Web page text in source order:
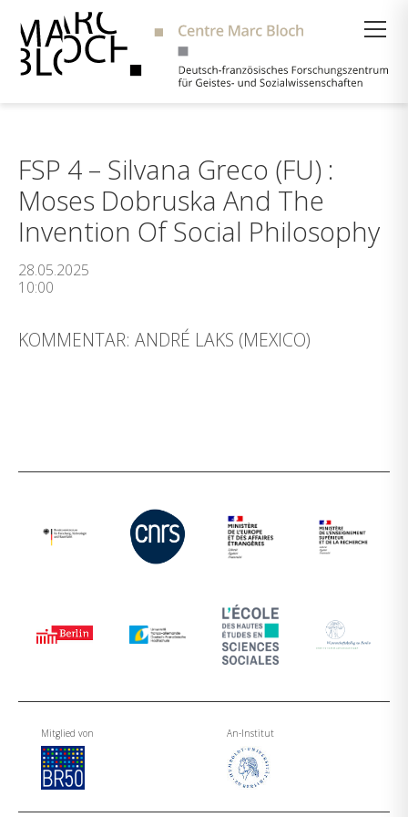
FSP 4 – Silvana Greco (FU) :
Moses Dobruska And The
Invention Of Social Philosophy
28.05.2025
10:00
KOMMENTAR: ANDRÉ LAKS (MEXICO)
Mitglied von An-Institut